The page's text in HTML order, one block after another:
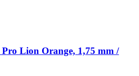
Lion Orange, 1,75 mm /